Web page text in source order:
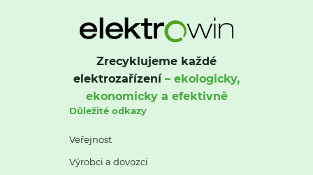
Zrecyklujeme každé
elektrozařízení– ekologicky,
ekonomicky a efektivně
Důležité odkazy
Veřejnost
Výrobci a dovozci